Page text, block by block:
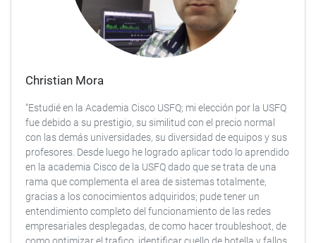
Christian Mora
“Estudié en la Academia Cisco USFQ; mi elección por la USFQ
fue debido a su prestigio, su similitud con el precio normal
con las demás universidades, su diversidad de equipos y sus
profesores. Desde luego he logrado aplicar todo lo aprendido
en la academia Cisco de la USFQ dado que se trata de una
rama que complementa el area de sistemas totalmente,
gracias a los conocimientos adquiridos; pude tener un
entendimiento completo del funcionamiento de las redes
empresariales desplegadas, de como hacer troubleshoot, de